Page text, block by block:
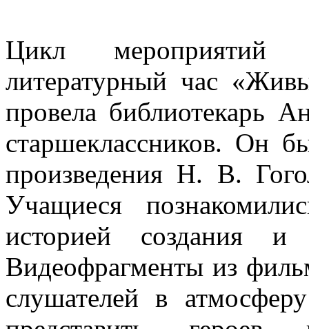
Цикл
литературный час
провела
старшеклассников. Он
произведения Н. В.
Учащиеся
историей создания
Видеофрагменты из
слушателей в